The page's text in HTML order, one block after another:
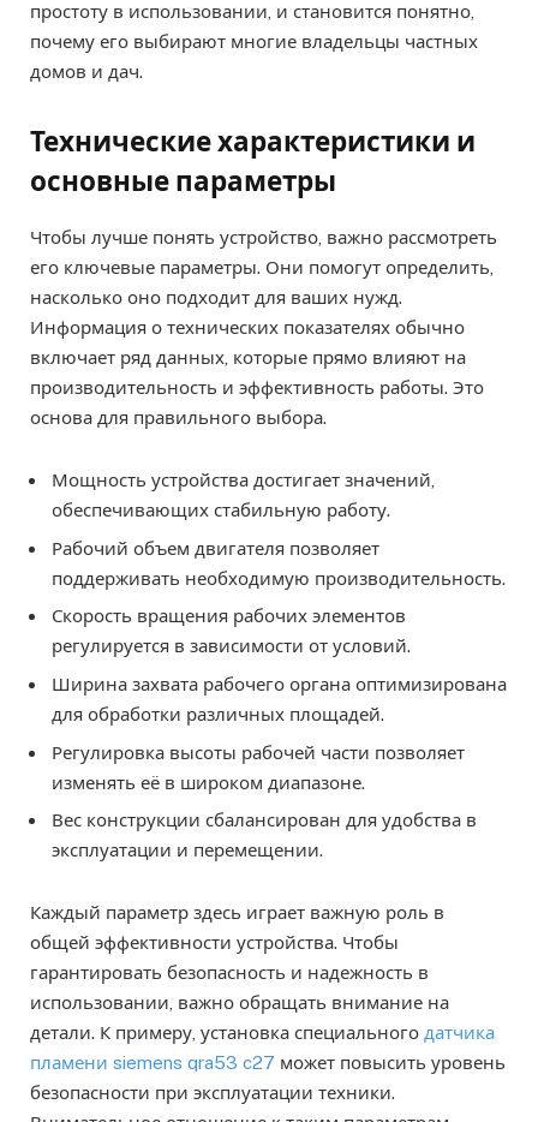
простоту в использовании, и становится понятно,
почему его выбирают многие владельцы частных
домов и дач.
Технические характеристики и
основные параметры
Чтобы лучше понять устройство, важно рассмотреть
его ключевые параметры. Они помогут определить,
насколько оно подходит для ваших нужд.
Информация о технических показателях обычно
включает ряд данных, которые прямо влияют на
производительность и эффективность работы. Это
основа для правильного выбора.
Мощность устройства достигает значений,
обеспечивающих стабильную работу.
Рабочий объем двигателя позволяет
поддерживать необходимую производительность.
Скорость вращения рабочих элементов
регулируется в зависимости от условий.
Ширина захвата рабочего органа оптимизирована
для обработки различных площадей.
Регулировка высоты рабочей части позволяет
изменять её в широком диапазоне.
Вес конструкции сбалансирован для удобства в
эксплуатации и перемещении.
Каждый параметр здесь играет важную роль в
общей эффективности устройства. Чтобы
гарантировать безопасность и надежность в
использовании, важно обращать внимание на
детали. К примеру, установка специального датчика
пламени siemens qra53 c27 может повысить уровень
безопасности при эксплуатации техники.